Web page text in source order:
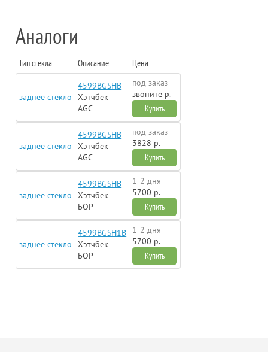
Аналоги
Тип стекла Описание Цена
заднее стекло
4599BGSHB
Хэтчбек
AGC
под заказ
звоните р.
Купить
заднее стекло
4599BGSHB
Хэтчбек
AGC
под заказ
3828 р.
Купить
заднее стекло
4599BGSHB
Хэтчбек
БОР
1-2 дня
5700 р.
Купить
заднее стекло
4599BGSH1B
Хэтчбек
БОР
1-2 дня
5700 р.
Купить